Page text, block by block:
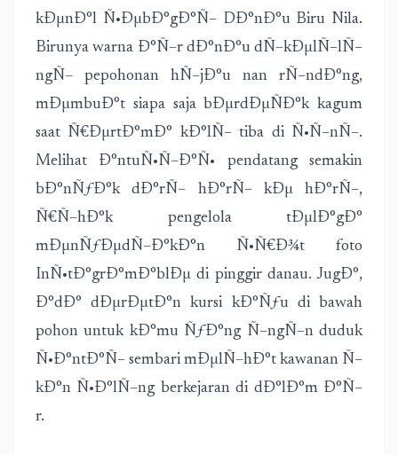
kÐµnÐ°l Ñ•ÐµbÐ°gÐ°Ñ– DÐ°nÐ°u Biru Nila.
Birunya warna Ð°Ñ–r dÐ°nÐ°u dÑ–kÐµlÑ–lÑ–
ngÑ– pepohonan hÑ–jÐ°u nan rÑ–ndÐ°ng,
mÐµmbuÐ°t siapa saja bÐµrdÐµÑÐ°k kagum
saat Ñ€ÐµrtÐ°mÐ° kÐ°lÑ– tiba di Ñ•Ñ–nÑ–.
Melihat Ð°ntuÑ•Ñ–Ð°Ñ• pendatang semakin
bÐ°nÑƒÐ°k dÐ°rÑ– hÐ°rÑ– kÐµ hÐ°rÑ–,
Ñ€Ñ–hÐ°k pengelola tÐµlÐ°gÐ°
mÐµnÑƒÐµdÑ–Ð°kÐ°n Ñ•Ñ€Ð¾t foto
InÑ•tÐ°grÐ°mÐ°blÐµ di pinggir danau. JugÐ°,
Ð°dÐ° dÐµrÐµtÐ°n kursi kÐ°Ñƒu di bawah
pohon untuk kÐ°mu ÑƒÐ°ng Ñ–ngÑ–n duduk
Ñ•Ð°ntÐ°Ñ– sembari mÐµlÑ–hÐ°t kawanan Ñ–
kÐ°n Ñ•Ð°lÑ–ng berkejaran di dÐ°lÐ°m Ð°Ñ–
r.